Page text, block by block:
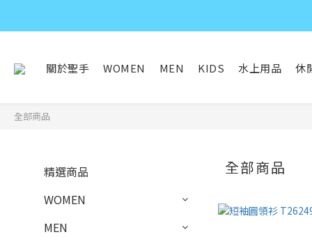
關於聖手 WOMEN MEN KIDS 水上用品 休
全部商品
精選商品
WOMEN
MEN
全部商品